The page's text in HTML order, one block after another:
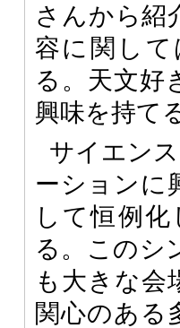
さんから紹
容に関し
る。天文好
興味を持て
サイエン
ーションに
して恒例
る。このシ
も大きな会
関心のある